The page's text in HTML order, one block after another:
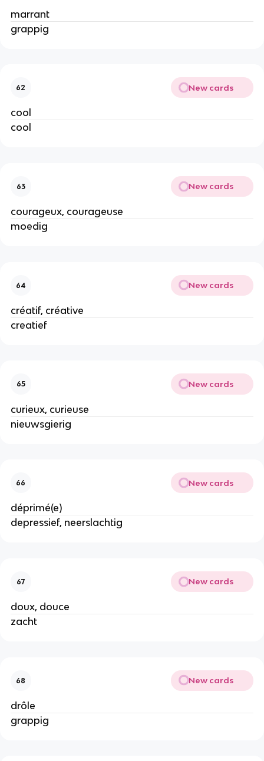
marrant
grappig
62 New cards
cool
cool
63 New cards
courageux, courageuse
moedig
64 New cards
créatif, créative
creatief
65 New cards
curieux, curieuse
nieuwsgierig
66 New cards
déprimé(e)
depressief, neerslachtig
67 New cards
doux, douce
zacht
68 New cards
drôle
grappig